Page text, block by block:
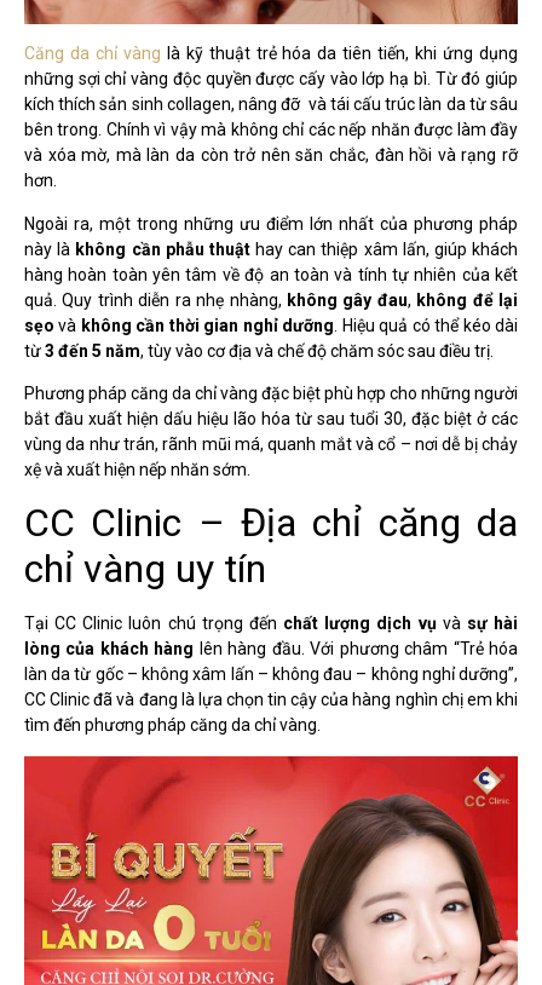
Căng da chỉ vàng là kỹ thuật trẻ hóa da tiên tiến, khi ứng dụng
những sợi chỉ vàng độc quyền được cấy vào lớp hạ bì. Từ đó giúp
kích thích sản sinh collagen, nâng đỡ và tái cấu trúc làn da từ sâu
bên trong. Chính vì vậy mà không chỉ các nếp nhăn được làm đầy
và xóa mờ, mà làn da còn trở nên săn chắc, đàn hồi và rạng rỡ
hơn.
Ngoài ra, một trong những ưu điểm lớn nhất của phương pháp
này là không cần phẫu thuậthay can thiệp xâm lấn, giúp khách
hàng hoàn toàn yên tâm về độ an toàn và tính tự nhiên của kết
quả. Quy trình diễn ra nhẹ nhàng, không gây đau, không để lại
sẹo và không cần thời gian nghỉ dưỡng . Hiệu quả có thể kéo dài
từ3 đến 5 năm, tùy vào cơ địa và chế độ chăm sóc sau điều trị.
Phương pháp căng da chỉ vàng đặc biệt phù hợp cho những người
bắt đầu xuất hiện dấu hiệu lão hóa từ sau tuổi 30, đặc biệt ở các
vùng da như trán, rãnh mũi má, quanh mắt và cổ – nơi dễ bị chảy
xệ và xuất hiện nếp nhăn sớm.
CC Clinic – Địa chỉ căng da
chỉ vàng uy tín
Tại CC Clinic luôn chú trọng đến chất lượng dịch vụvà sự hài
lòng của khách hàng lên hàng đầu. Với phương châm “Trẻ hóa
làn da từ gốc – không xâm lấn – không đau – không nghỉ dưỡng”,
CC Clinic đã và đang là lựa chọn tin cậy của hàng nghìn chị em khi
tìm đến phương pháp căng da chỉ vàng.